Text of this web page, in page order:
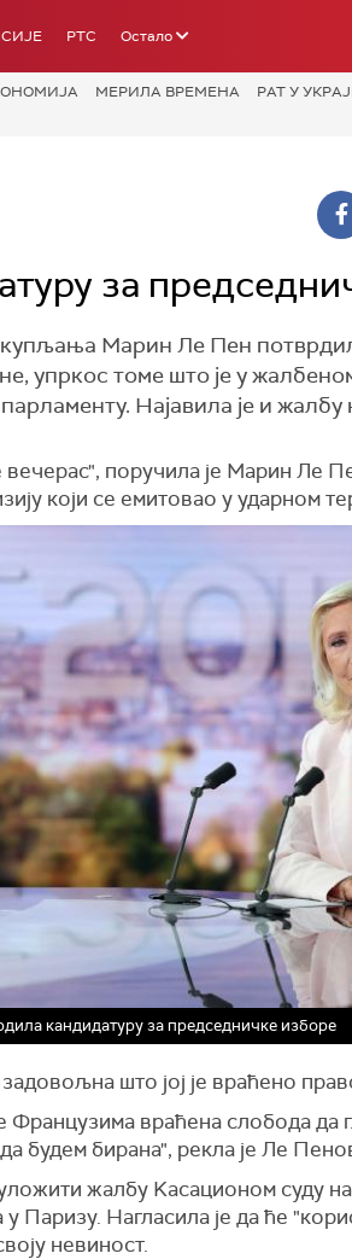
РТС Остало
МЕРИЛА ВРЕМЕНА РАТ У
за
Марин Ле Пен
упркос томе што је у
Најавила је и жалбу
поручила је Марин Ле
који се емитовао у ударном
кандидатуру за председничке изборе
задовољна што јој је враћено
Французима враћена слобода да
будем бирана", рекла је Ле
жалбу Kасационом суду
Паризу. Нагласила је да ће
невиност.